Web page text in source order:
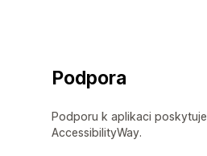
Podpora
Podporu k aplikaci poskytuje
AccessibilityWay.